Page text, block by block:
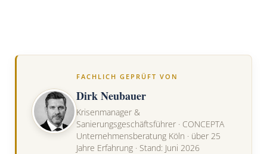
FACHLICH GEPRÜFT VON
Dirk Neubauer
Krisenmanager &
Sanierungsgeschäftsführer · CONCEPTA
Unternehmensberatung Köln · über 25
Jahre Erfahrung · Stand: Juni 2026